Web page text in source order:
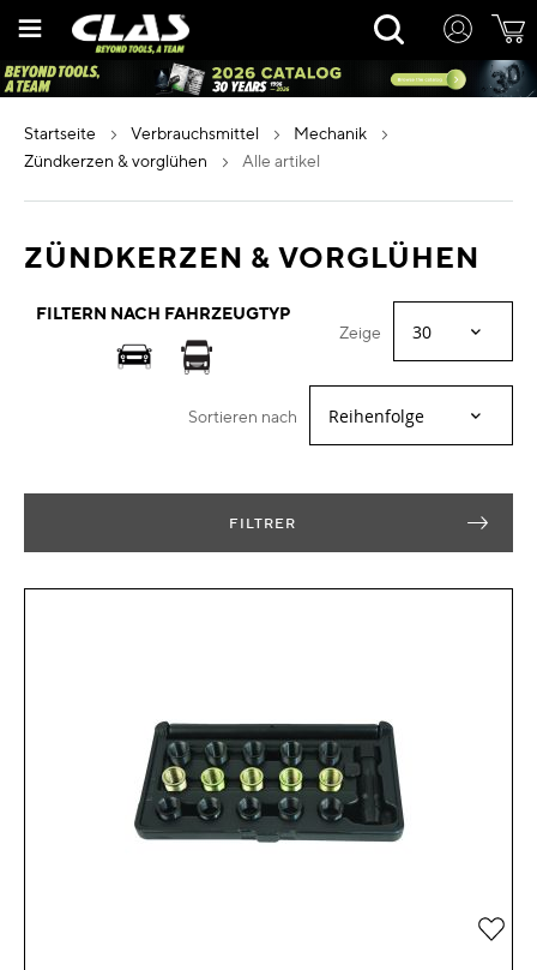
Inhalt
Rechercher
startseite verbrauchsmittel
mechanik
zündkerzen & vorglühen
alle artikel
ZÜNDKERZEN & VORGLÜHEN
FILTERN NACH FAHRZEUGTYP
Zeige
Sortieren nach
FILTRER
Zur